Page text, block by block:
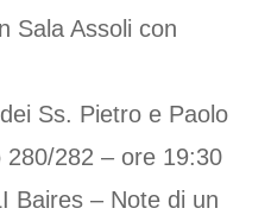
Sala Assoli con
Ss. Pietro e Paolo
280/282 – ore 19:30
Baires – Note di un